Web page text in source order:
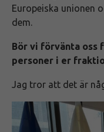
Europeiska unionen
dem.
Bör vi förvänta oss
personer i er
Jag tror att det är